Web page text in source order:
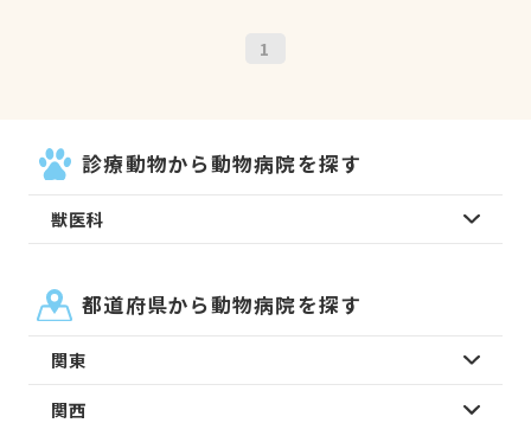
1
診療動物から動物病院を探す
獣医科
都道府県から動物病院を探す
関東
関西